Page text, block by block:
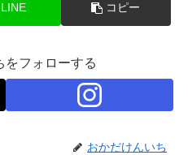
LINE コピー
をフォローする
おかだけんいち